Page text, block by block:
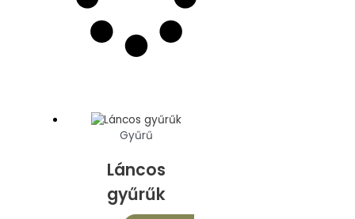
Gyűrű
Láncos
gyűrűk